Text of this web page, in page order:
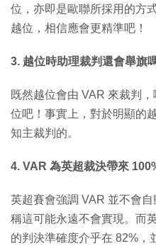
位，亦即是歐聯所採用的方
越位，相信應會更精準吧！
3. 越位時助理裁判還會舉旗
既然越位會由 VAR 來裁判
位吧！事實上，對於明顯的
知主裁判的。
4. VAR 為英超裁決帶來
英超賽會強調 VAR 並不會
稱這可能永遠不會實現。而
的判決準確度介乎在 82%，